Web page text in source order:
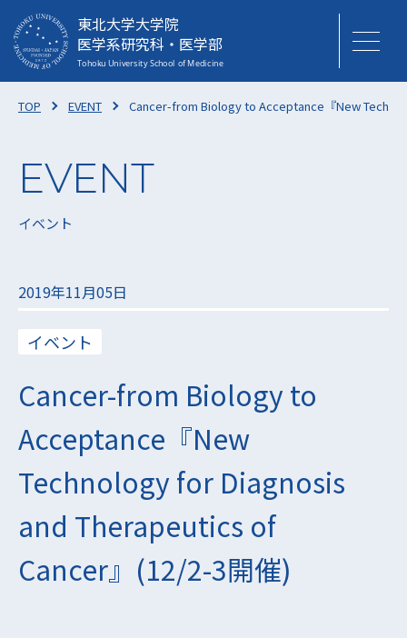
東北大学大学院
医学系研究科・医学部
TOP EVENT Cancer-from Biology to Acceptance『New
イベント
2019年11月05日
イベント
Cancer-from Biology to
Acceptance『New
Technology for Diagnosis
and Therapeutics of
Cancer』(12/2-3開催)